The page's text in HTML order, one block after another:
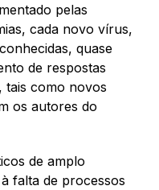
pelas
cada novo vírus,
quase
de respostas
tais como novos
os autores do
de amplo
falta de processos